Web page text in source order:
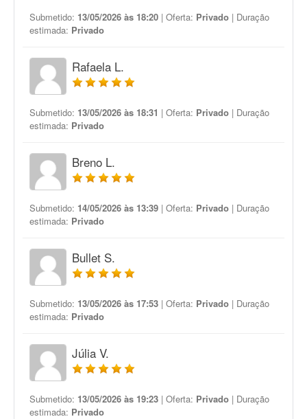
Submetido: 13/05/2026 às 18:20 | Oferta: Privado | Duração
estimada: Privado
Rafaela L.
Submetido: 13/05/2026 às 18:31 | Oferta: Privado | Duração
estimada: Privado
Breno L.
Submetido: 14/05/2026 às 13:39 | Oferta: Privado | Duração
estimada: Privado
Bullet S.
Submetido: 13/05/2026 às 17:53 | Oferta: Privado | Duração
estimada: Privado
Júlia V.
Submetido: 13/05/2026 às 19:23 | Oferta: Privado | Duração
estimada: Privado